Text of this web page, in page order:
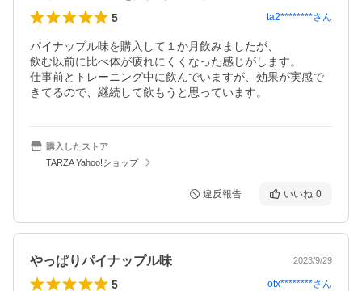
5 ta2********さん
パイナップル味を購入して１か月飲みましたが、
飲む以前に比べ体が疲れにくくなった感じがします。
仕事前とトレーニング中に飲んでいますが、効果が実感で
きてるので、継続して飲もうと思っています。
購入したストア
TARZA Yahoo!ショップ
違反報告 いいね 0
やっぱりパイナップル味 2023/9/29
5 otx********さん